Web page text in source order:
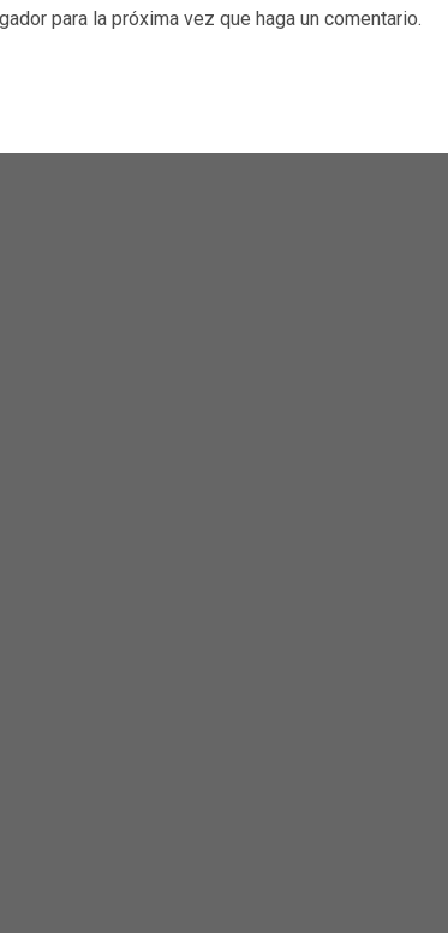
para la próxima vez que haga un comentario.